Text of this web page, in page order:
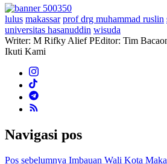
lulus makassar prof drg muhammad ruslin
universitas hasanuddin wisuda
Writer: M Rifky Alief PEditor: Tim
Ikuti Kami
Navigasi pos
Pos sebelumnya Imbauan Wali Kota